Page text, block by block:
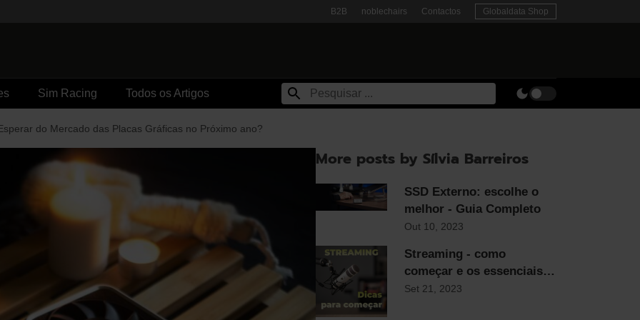
B2B noblechairs Contactos Globaldata Shop
Sim Racing Todos os Artigos
do Mercado das Placas Gráficas no Próximo ano?
More posts by Sílvia Barreiros
SSD Externo: escolhe o
melhor - Guia Completo
Out 10, 2023
Streaming - como
começar e os essenciais
para qualquer streamer
Set 21, 2023